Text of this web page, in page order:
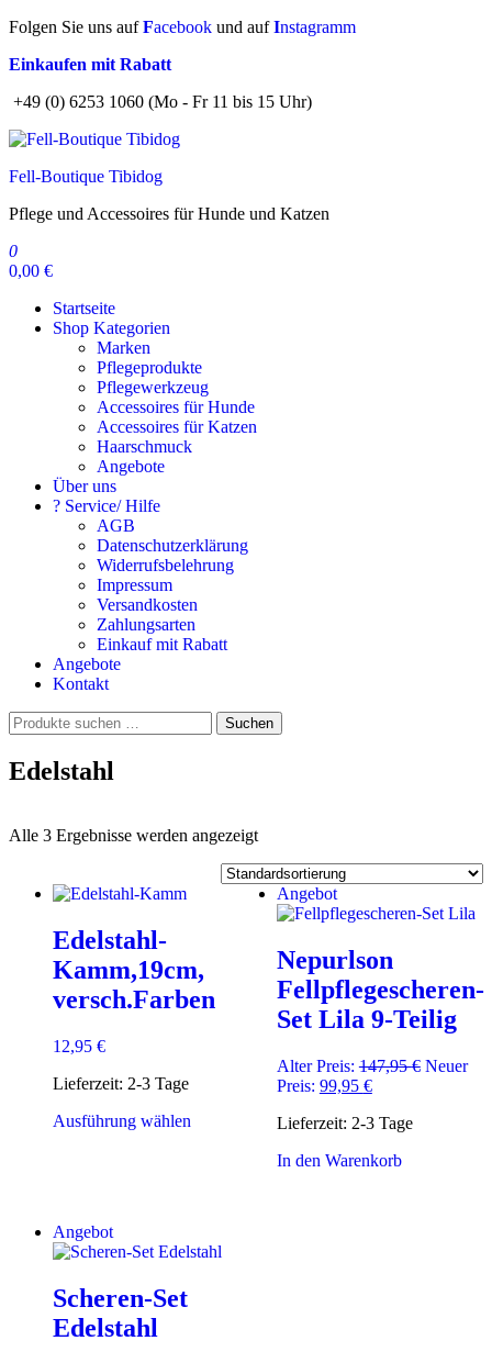
Zum
springen
Folgen Sie uns aufFacebook und aufInstagramm
Einkaufen mit Rabatt
+49 (0) 6253 1060 (Mo - Fr 11 bis 15 Uhr)
Fell-Boutique Tibidog
Pflege und Accessoires für Hunde und Katzen
0
0,00 €
Startseite
Shop Kategorien
Marken
Pflegeprodukte
Pflegewerkzeug
Accessoires für Hunde
Accessoires für Katzen
Haarschmuck
Angebote
Über uns
? Service/ Hilfe
AGB
Datenschutzerklärung
Widerrufsbelehrung
Impressum
Versandkosten
Zahlungsarten
Einkauf mit Rabatt
Angebote
Kontakt
Suchen
nach:
Suchen
Edelstahl
Alle 3 Ergebnisse werden angezeigt
Edelstahl-
Kamm,19cm,
versch.Farben
12,95 €
Lieferzeit: 2-3 Tage
Ausführung wählen
Optionen
Angebot
Nepurlson
Fellpflegescheren-
Set Lila 9-Teilig
Alter Preis: 147,95€ Neuer
Preis: 99,95 €Aktueller
ist:
Lieferzeit: 2-3 Tage
In den Warenkorb
Angebot
Scheren-Set
Edelstahl